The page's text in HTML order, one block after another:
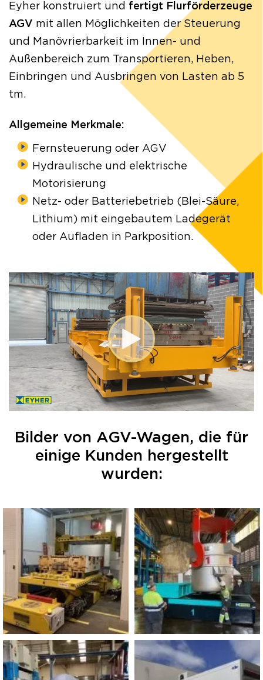
Eyher konstruiert und fertigt Flurförderzeuge
AGV mit allen Möglichkeiten der Steuerung
und Manövrierbarkeit im Innen- und
Außenbereich zum Transportieren, Heben,
Einbringen und Ausbringen von Lasten ab 5
tm.
Allgemeine Merkmale:
Fernsteuerung oder AGV
Hydraulische und elektrische
Motorisierung
Netz- oder Batteriebetrieb (Blei-Säure,
Lithium) mit eingebautem Ladegerät
oder Aufladen in Parkposition.
Bilder von AGV-Wagen, die für
einige Kunden hergestellt
wurden: